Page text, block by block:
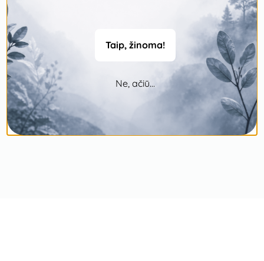
Taip, žinoma!
Ne, ačiū...